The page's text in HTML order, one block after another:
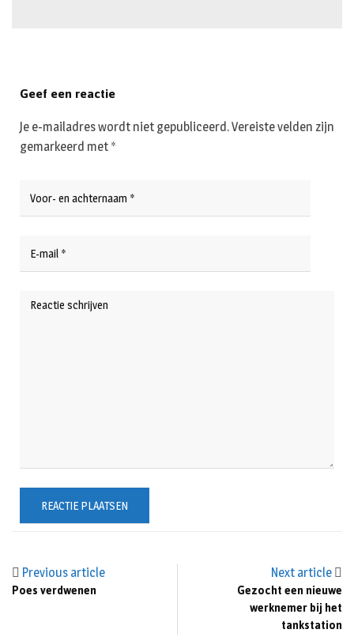
Previous article
Poes verdwenen
Next article
Gezocht een nieuwe
werknemer bij het
tankstation
Geef een reactie
Je e-mailadres wordt niet gepubliceerd.Vereiste velden zijn
gemarkeerd met *